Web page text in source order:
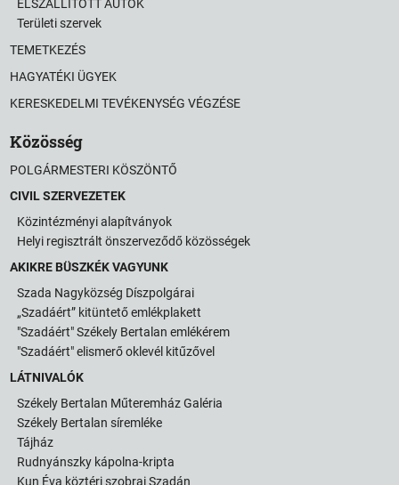
ELSZÁLLÍTOTT AUTÓK
Területi szervek
TEMETKEZÉS
HAGYATÉKI ÜGYEK
KERESKEDELMI TEVÉKENYSÉG VÉGZÉSE
Közösség
POLGÁRMESTERI KÖSZÖNTŐ
CIVIL SZERVEZETEK
Közintézményi alapítványok
Helyi regisztrált önszerveződő közösségek
AKIKRE BÜSZKÉK VAGYUNK
Szada Nagyközség Díszpolgárai
„Szadáért” kitüntető emlékplakett
"Szadáért" Székely Bertalan emlékérem
"Szadáért" elismerő oklevél kitűzővel
LÁTNIVALÓK
Székely Bertalan Műteremház Galéria
Székely Bertalan síremléke
Tájház
Rudnyánszky kápolna-kripta
Kun Éva köztéri szobrai Szadán